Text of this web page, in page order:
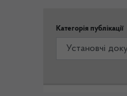
Категорія публікації